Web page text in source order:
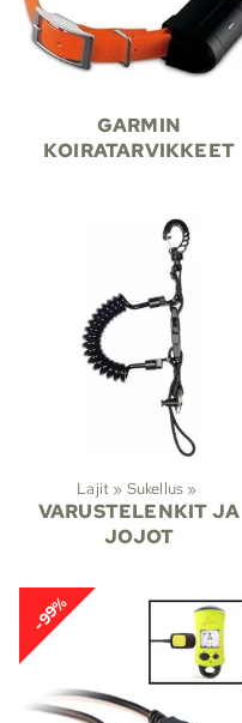
GARMIN
KOIRATARVIKKEET
Lajit ‪» Sukellus ‪»
VARUSTELENKIT JA
JOJOT
-99%